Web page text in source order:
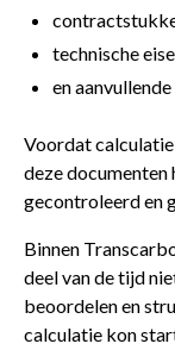
technische
en
Voordat
deze documenten
gecontroleerd en
Binnen
deel van de tijd
beoordelen en
calculatie kon